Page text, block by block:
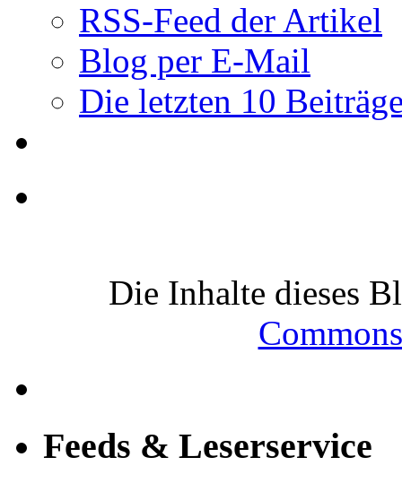
RSS-Feed der Artikel
Blog per E-Mail
Die letzten 10
Die Inhalte dieses
Feeds & Leserservice